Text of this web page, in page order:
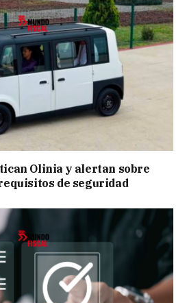
Olinia y alertan sobre
de seguridad